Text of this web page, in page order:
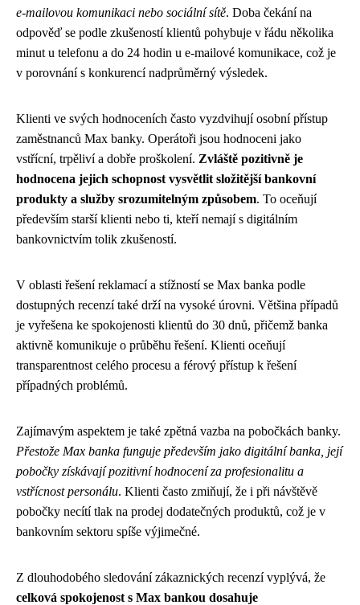
e-mailovou komunikaci nebo sociální sítě. Doba čekání na
odpověď se podle zkušeností klientů pohybuje v řádu několika
minut u telefonu a do 24 hodin u e-mailové komunikace, což je
v porovnání s konkurencí nadprůměrný výsledek.
Klienti ve svých hodnoceních často vyzdvihují osobní přístup
zaměstnanců Max banky. Operátoři jsou hodnoceni jako
vstřícní, trpěliví a dobře proškolení. Zvláště pozitivně je
hodnocena jejich schopnost vysvětlit složitější bankovní
produkty a služby srozumitelným způsobem. To oceňují
především starší klienti nebo ti, kteří nemají s digitálním
bankovnictvím tolik zkušeností.
V oblasti řešení reklamací a stížností se Max banka podle
dostupných recenzí také drží na vysoké úrovni. Většina případů
je vyřešena ke spokojenosti klientů do 30 dnů, přičemž banka
aktivně komunikuje o průběhu řešení. Klienti oceňují
transparentnost celého procesu a férový přístup k řešení
případných problémů.
Zajímavým aspektem je také zpětná vazba na pobočkách banky.
Přestože Max banka funguje především jako digitální banka, její
pobočky získávají pozitivní hodnocení za profesionalitu a
vstřícnost personálu. Klienti často zmiňují, že i při návštěvě
pobočky necítí tlak na prodej dodatečných produktů, což je v
bankovním sektoru spíše výjimečné.
Z dlouhodobého sledování zákaznických recenzí vyplývá, že
celková spokojenost s Max bankou dosahuje